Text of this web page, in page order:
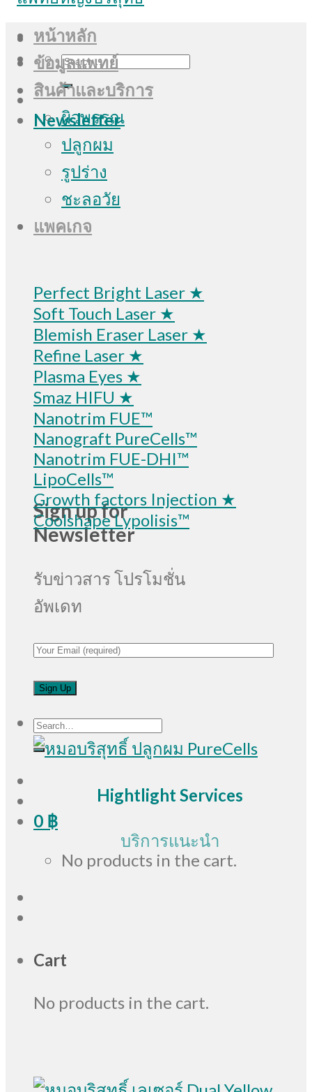
Search
for:
Newsletter
Sign up for
Newsletter
รับข่าวสาร โปรโมชั่น
อัพเดท
Search
for:
0 ฿
No products in the cart.
Cart
No products in the cart.
หน้าหลัก
ข้อมูลแพทย์
สินค้าและบริการ
ผิวพรรณ
ปลูกผม
รูปร่าง
ชะลอวัย
แพคเกจ
Perfect Bright Laser ★
Soft Touch Laser ★
Blemish Eraser Laser ★
Refine Laser ★
Plasma Eyes ★
Smaz HIFU ★
Nanotrim FUE™
Nanograft PureCells™
Nanotrim FUE-DHI™
LipoCells™
Growth factors Injection ★
Coolshape Lypolisis™
Hightlight Services
บริการแนะนำ